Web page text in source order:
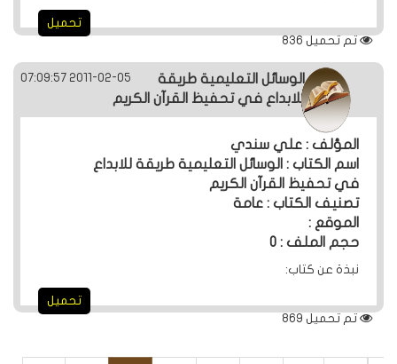
تحميل
تم تحميل 836
2011-02-05 07:09:57
الوسائل التعليمية طريقة
للابداع في تحفيظ القرآن الكريم
المؤلف : علي سندي
اسم الكتاب : الوسائل التعليمية طريقة للابداع
في تحفيظ القرآن الكريم
تصنيف الكتاب : عامة
الموقع :
حجم الملف : 0
نبذة عن كتاب:
تحميل
تم تحميل 869